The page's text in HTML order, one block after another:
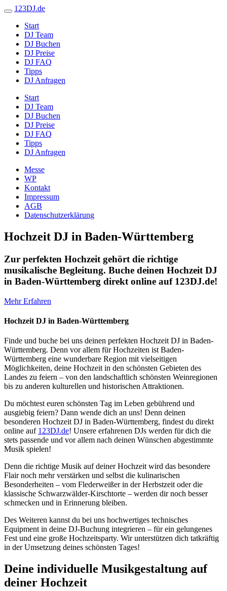
123DJ.de
Start
DJ Team
DJ Buchen
DJ Preise
DJ FAQ
Tipps
DJ Anfragen
Start
DJ Team
DJ Buchen
DJ Preise
DJ FAQ
Tipps
DJ Anfragen
Messe
WP
Kontakt
Impressum
AGB
Datenschutzerklärung
Hochzeit DJ in Baden-Württemberg
Zur perfekten Hochzeit gehört die richtige
musikalische Begleitung. Buche deinen Hochzeit DJ
in Baden-Württemberg direkt online auf 123DJ.de!
Mehr Erfahren
Hochzeit DJ in Baden-Württemberg
Finde und buche bei uns deinen perfekten Hochzeit DJ in Baden-
Württemberg. Denn vor allem für Hochzeiten ist Baden-
Württemberg eine wunderbare Region mit vielseitigen
Möglichkeiten, deine Hochzeit in den schönsten Gebieten des
Landes zu feiern – von den landschaftlich schönsten Weinregionen
bis zu anderen kulturellen und historischen Attraktionen.
Du möchtest euren schönsten Tag im Leben gebührend und
ausgiebig feiern? Dann wende dich an uns! Denn deinen
besonderen Hochzeit DJ in Baden-Württemberg, findest du direkt
online auf 123DJ.de! Unsere erfahrenen DJs werden für dich die
stets passende und vor allem nach deinen Wünschen abgestimmte
Musik spielen!
Denn die richtige Musik auf deiner Hochzeit wird das besondere
Flair noch mehr verstärken und selbst die kulinarischen
Besonderheiten – vom Flederweißer in der Herbstzeit oder die
klassische Schwarzwälder-Kirschtorte – werden dir noch besser
schmecken und in Erinnerung bleiben.
Des Weiteren kannst du bei uns hochwertiges technisches
Equipment in deine DJ-Buchung integrieren – für ein gelungenes
Fest und eine große Hochzeitsparty. Wir unterstützen dich tatkräftig
in der Umsetzung deines schönsten Tages!
Deine individuelle Musikgestaltung auf
deiner Hochzeit